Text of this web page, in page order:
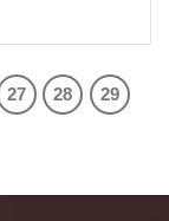
27 28 29